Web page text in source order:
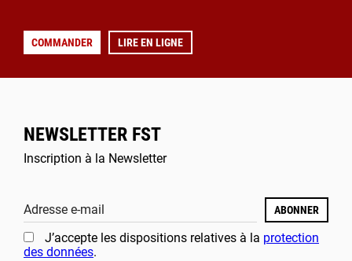
COMMANDER LIRE EN LIGNE
NEWSLETTER FST
Inscription à la Newsletter
Adresse e-mail ABONNER
J’accepte les dispositions relatives à la protection
des données.